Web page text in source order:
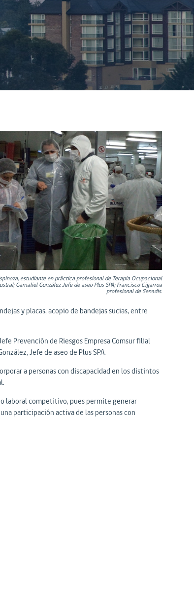
estudiante en práctica profesional de Terapia Ocupacional
Gamaliel González Jefe de aseo Plus SPA; Francisco Cigarroa
profesional de Senadis.
y placas, acopio de bandejas sucias, entre
Prevención de Riesgos Empresa Comsur filial
Jefe de aseo de Plus SPA.
a personas con discapacidad en los distintos
laboral competitivo, pues permite generar
participación activa de las personas con